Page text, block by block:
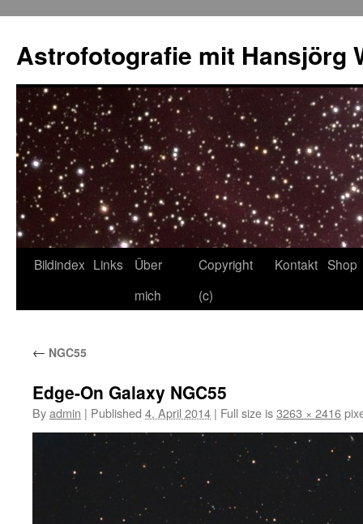
content
Astrofotografie mit Hansjörg
Bildindex Links
Über
mich
Copyright
(c)
Kontakt Shop
← NGC55
Edge-On Galaxy NGC55
Byadmin | Published 4. April 2014 | Full size is3263 × 2416